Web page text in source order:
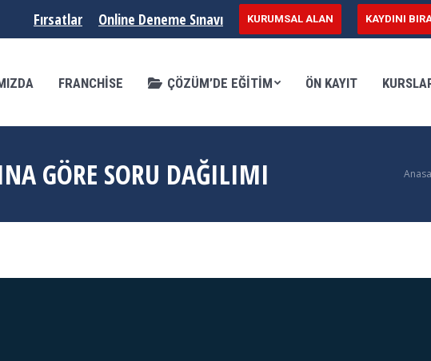
Fırsatlar Online Deneme Sınavı KURUMSAL ALAN KAYDINI
FRANCHISE ÇÖZÜM’DE EĞITIM ÖN KAYIT
GÖRE SORU DAĞILIMI You
ÇÖZÜM’DE EĞITIM ÖN KAYIT KURSLAR